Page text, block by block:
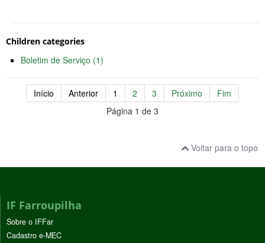
Children categories
Boletim de Serviço (1)
Início Anterior 1 2 3 Próximo
Fim
Página 1 de 3
Voltar para o topo
IF Farroupilha
Sobre o IFFar
Cadastro e-MEC